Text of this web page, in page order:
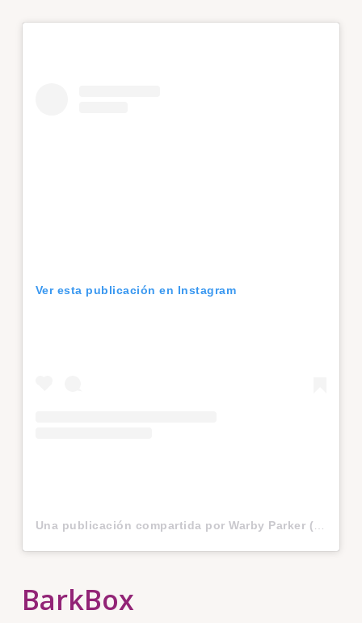
Ver esta publicación en Instagram
Una publicación compartida por Warby Parker (@warbyparker)
BarkBox